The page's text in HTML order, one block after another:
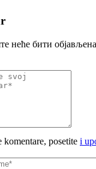
неће бити
komentare, posetite i